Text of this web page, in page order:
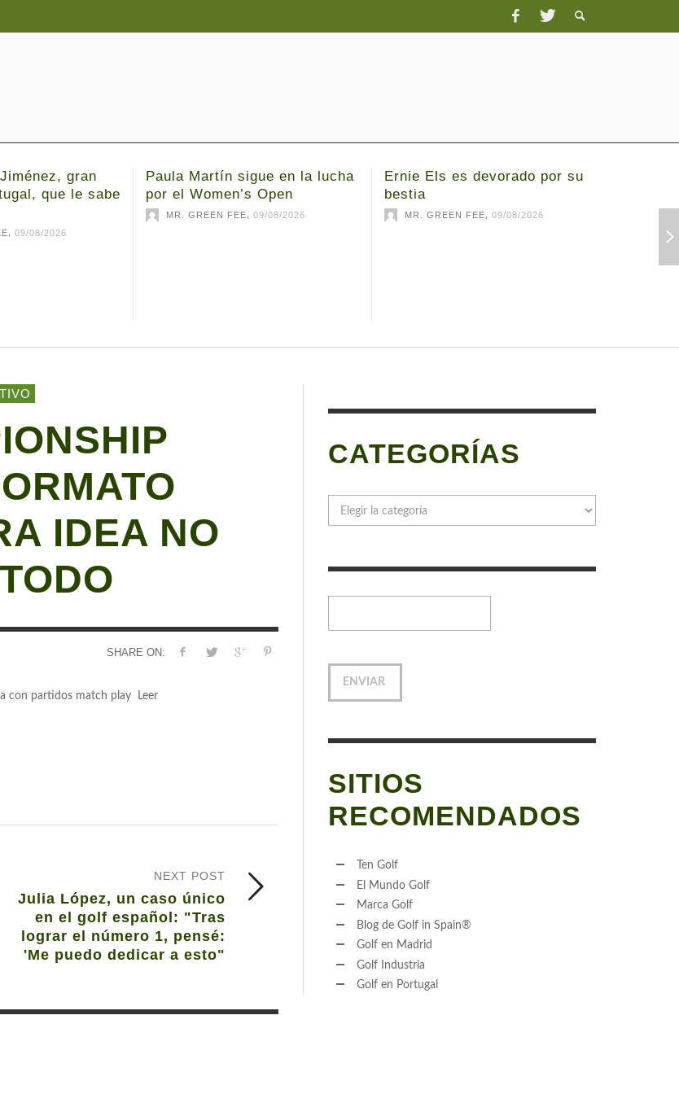
gran
que le sabe
09/08/2026
Paula Martín sigue en la lucha
por el Women’s Open
MR. GREEN FEE 09/08/2026
Ernie Els es devorado por su
bestia
MR. GREEN FEE 09/08/2026
MR.
IDEA NO
SHARE ON:
con partidos match play Leer
NEXT POST
Julia López, un caso único
en el golf español: "Tras
lograr el número 1, pensé:
'Me puedo dedicar a esto"
CATEGORÍAS
SITIOS
RECOMENDADOS
Ten Golf
El Mundo Golf
Marca Golf
Blog de Golf in Spain®
Golf en Madrid
Golf Industria
Golf en Portugal